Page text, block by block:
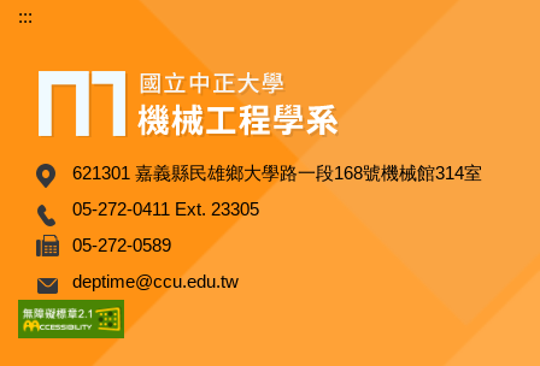
:::
621301 嘉義縣民雄鄉大學路一段168號機械館314室
05-272-0411 Ext. 23305
05-272-0589
deptime@ccu.edu.tw